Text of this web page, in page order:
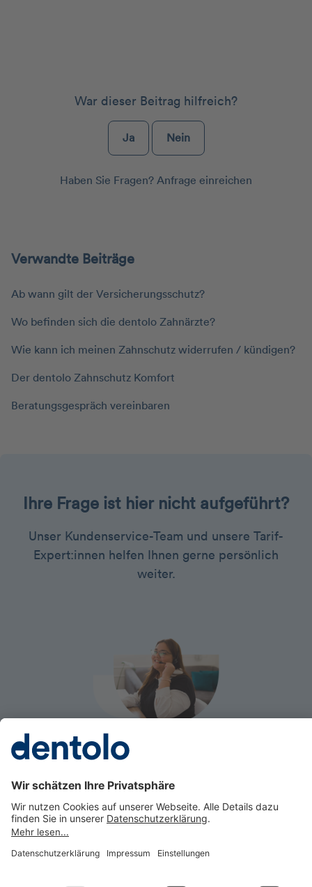
War dieser Beitrag hilfreich?
Ja Nein
Haben Sie Fragen? Anfrage einreichen
Verwandte Beiträge
Ab wann gilt der Versicherungsschutz?
Wo befinden sich die dentolo Zahnärzte?
Wie kann ich meinen Zahnschutz widerrufen / kündigen?
Der dentolo Zahnschutz Komfort
Beratungsgespräch vereinbaren
Ihre Frage ist hier nicht aufgeführt?
Unser Kundenservice-Team und unsere Tarif-
Expert:innen helfen Ihnen gerne persönlich
weiter.
Kontaktieren Sie uns